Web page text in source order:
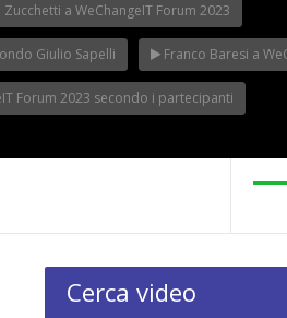
a WeChangeIT Forum 2023
Giulio Sapelli Franco Baresi a
Forum 2023 secondo i partecipanti
Cerca video